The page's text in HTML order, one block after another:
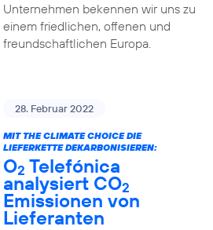
Unternehmen bekennen wir uns zu
einem friedlichen, offenen und
freundschaftlichen Europa.
28. Februar 2022
MIT THE CLIMATE CHOICE DIE
LIEFERKETTE DEKARBONISIEREN:
O2 Telefónica
analysiert CO2
Emissionen von
Lieferanten